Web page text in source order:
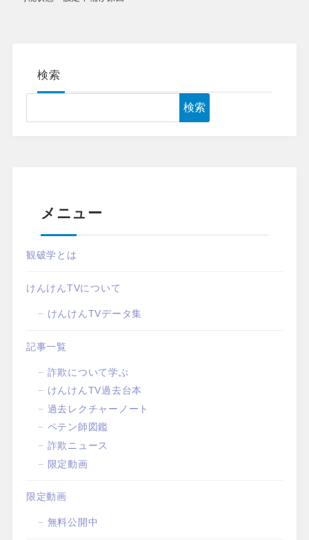
検索
検索
メニュー
観破学とは
けんけんTVについて
けんけんTVデータ集
記事一覧
詐欺について学ぶ
けんけんTV過去台本
過去レクチャーノート
ペテン師図鑑
詐欺ニュース
限定動画
限定動画
無料公開中